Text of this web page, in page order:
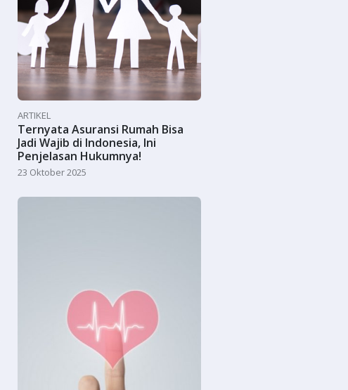
ARTIKEL
Ternyata Asuransi Rumah Bisa
Jadi Wajib di Indonesia, Ini
Penjelasan Hukumnya!
23 Oktober 2025